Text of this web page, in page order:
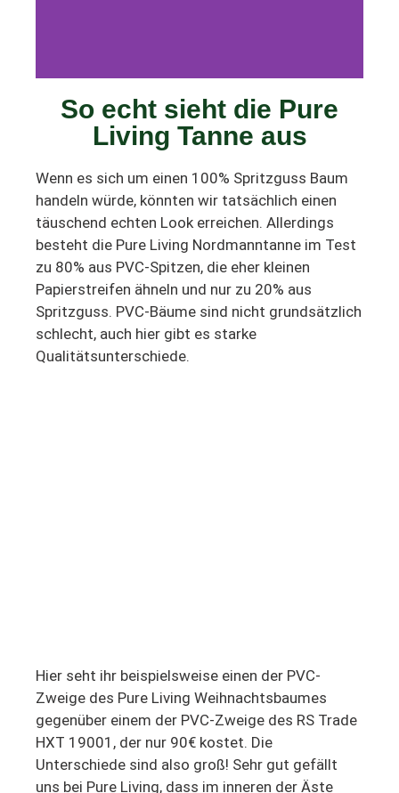
So echt sieht die Pure
Living Tanne aus
Wenn es sich um einen 100% Spritzguss Baum
handeln würde, könnten wir tatsächlich einen
täuschend echten Look erreichen. Allerdings
besteht die Pure Living Nordmanntanne im Test
zu 80% aus PVC-Spitzen, die eher kleinen
Papierstreifen ähneln und nur zu 20% aus
Spritzguss. PVC-Bäume sind nicht grundsätzlich
schlecht, auch hier gibt es starke
Qualitätsunterschiede.
Hier seht ihr beispielsweise einen der PVC-
Zweige des Pure Living Weihnachtsbaumes
gegenüber einem der PVC-Zweige des RS Trade
HXT 19001, der nur 90€ kostet. Die
Unterschiede sind also groß! Sehr gut gefällt
uns bei Pure Living, dass im inneren der Äste